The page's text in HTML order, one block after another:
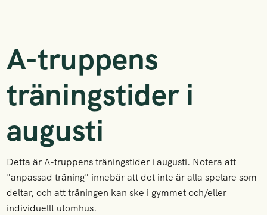
A-truppens
träningstider i
augusti
Detta är A-truppens träningstider i augusti. Notera att
"anpassad träning" innebär att det inte är alla spelare som
deltar, och att träningen kan ske i gymmet och/eller
individuellt utomhus.